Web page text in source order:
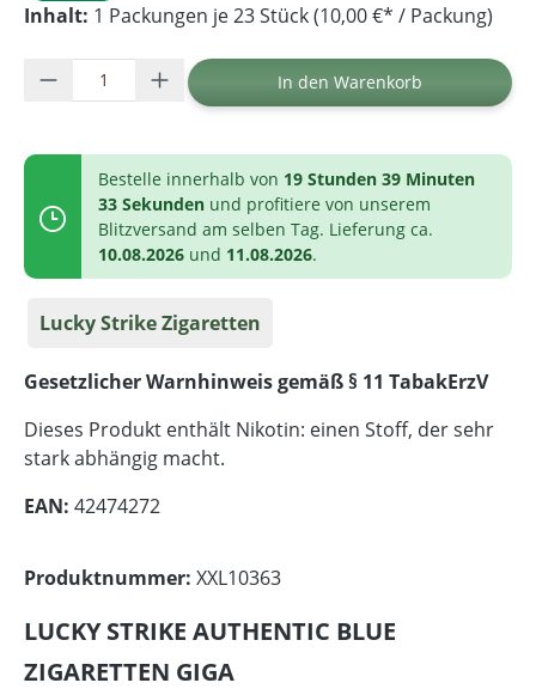
Inhalt: 1 Packungen je 23 Stück (10,00 €* / Packung)
Produkt Anzahl: Gib den gewünschten
In den Warenkorb
Bestelle innerhalb von 19 Stunden 39 Minuten
33 Sekunden und profitiere von unserem
Blitzversand am selben Tag. Lieferung ca.
10.08.2026 und 11.08.2026.
Lucky Strike Zigaretten
Gesetzlicher Warnhinweis gemäß § 11 TabakErzV
Dieses Produkt enthält Nikotin: einen Stoff, der sehr
stark abhängig macht.
EAN: 42474272
Produktnummer: XXL10363
LUCKY STRIKE AUTHENTIC BLUE
ZIGARETTEN GIGA